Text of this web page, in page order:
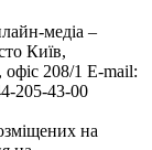
медіа –
Київ,
208/1 E-mail:
205-43-00
на